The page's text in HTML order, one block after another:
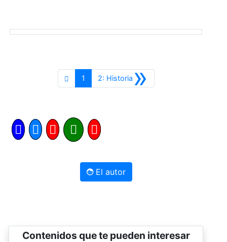
1 »
2: HistoriaSiguiente
El autor
Contenidos que te pueden interesar